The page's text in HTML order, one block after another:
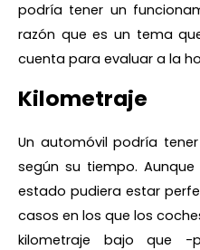
podría tener un
razón que es un tema
cuenta para evaluar a la
Kilometraje
Un automóvil podría
según su tiempo.
estado pudiera estar
casos en los que los
kilometraje bajo que